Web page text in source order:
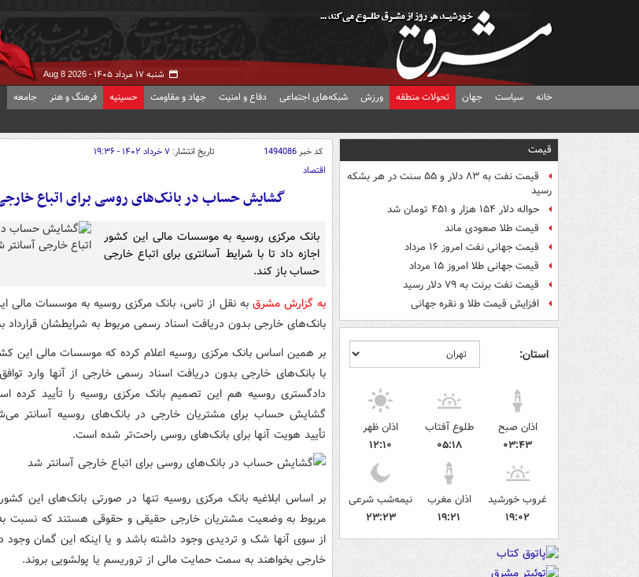
شنبه ۱۷ مرداد ۱۴۰۵ - Aug 8 2026
خانه سیاست جهان تحولات منطقه ورزش شبکه‌های اجتماعی دفاع و امنیت جهاد و مقاومت حسینیه فرهنگ و هنر جامعه
قیمت
قیمت نفت به ۸۳ دلار و ۵۵ سنت در هر بشکه
رسید
حواله دلار ۱۵۴ هزار و ۴۵۱ تومان شد
قیمت طلا صعودی ماند
قیمت جهانی نفت امروز ۱۶ مرداد
قیمت جهانی طلا امروز ۱۵ مرداد
قیمت نفت برنت به ۷۹ دلار رسید
افزایش قیمت طلا و نقره جهانی
استان:
اذان صبح
۰۳:۴۳
طلوع آفتاب
۰۵:۱۸
اذان ظهر
۱۲:۱۰
غروب خورشید
۱۹:۰۲
اذان مغرب
۱۹:۲۱
نیمه‌شب شرعی
۲۳:۲۳
کد خبر1494086 تاریخ انتشار: ۷ خرداد ۱۴۰۲ - ۱۹:۳۶
اقتصاد
گشایش حساب در بانک‌های روسی برای اتباع
بانک مرکزی روسیه به موسسات مالی این کشور
اجازه داد تا با شرایط آسانتری برای اتباع خارجی
حساب باز کند.
به گزارش مشرق به نقل از تاس، بانک مرکزی روسیه به موسسات مالی
بانک‌های خارجی بدون دریافت اسناد رسمی مربوط به شرایطشان قرارداد
بر همین اساس بانک مرکزی روسیه اعلام کرده که موسسات مالی این
با بانک‌های خارجی بدون دریافت اسناد رسمی خارجی از آنها وارد
دادگستری روسیه هم این تصمیم بانک مرکزی روسیه را تأیید کرده
گشایش حساب برای مشتریان خارجی در بانک‌های روسیه آسانتر
تأیید هویت آنها برای بانک‌های روسی راحت‌تر شده است.
بر اساس ابلاغیه بانک مرکزی روسیه تنها در صورتی بانک‌های این
مربوط به وضعیت مشتریان خارجی حقیقی و حقوقی هستند که نسبت به
از سوی آنها شک و تردیدی وجود داشته باشد و یا اینکه این گمان وجود
خارجی بخواهند به سمت حمایت مالی از تروریسم یا پولشویی بروند.